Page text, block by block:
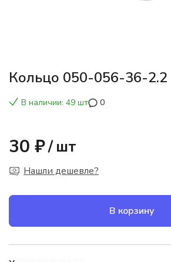
Кольцо 050-056-36-2.2
В наличии: 49 шт 0
30 ₽/ шт
Нашли дешевле?
В корзину